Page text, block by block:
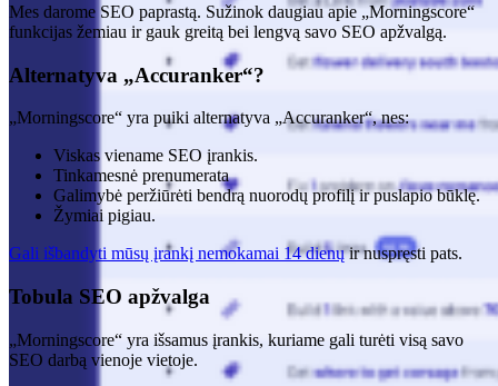
Mes darome SEO paprastą. Sužinok daugiau apie „Morningscore“
funkcijas žemiau ir gauk greitą bei lengvą savo SEO apžvalgą.
Alternatyva „Accuranker“?
„Morningscore“ yra puiki alternatyva „Accuranker“, nes:
Viskas viename SEO įrankis.
Tinkamesnė prenumerata
Galimybė peržiūrėti bendrą nuorodų profilį ir puslapio būklę.
Žymiai pigiau.
Gali išbandyti mūsų įrankį nemokamai 14 dienųir nuspręsti pats.
Tobula SEO apžvalga
„Morningscore“ yra išsamus įrankis, kuriame gali turėti visą savo
SEO darbą vienoje vietoje.